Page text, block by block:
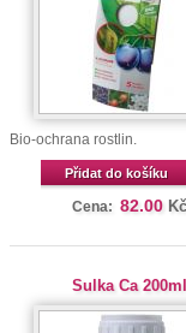
Bio-ochrana rostlin.
Přidat do košíku
Cena: 82.00 Kč
Sulka Ca 200ml